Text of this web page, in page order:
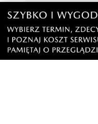
Czytaj również